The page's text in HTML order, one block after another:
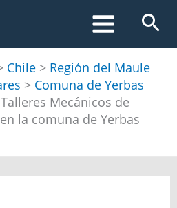
Chile > Región del Maule
> Comuna de Yerbas
Mecánicos de
la comuna de Yerbas